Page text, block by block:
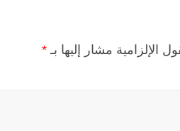
الإلزامية مشار إليها بـ *